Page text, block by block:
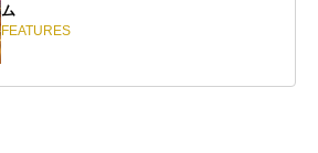
ム
FEATURES